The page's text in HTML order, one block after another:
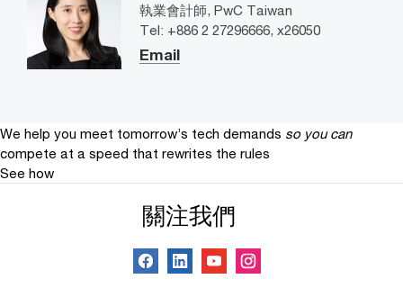
執業會計師, PwC Taiwan
Tel: +886 2 27296666, x26050
Email
We help you meet tomorrow’s tech demands so you can
compete at a speed that rewrites the rules
See how
關注我們